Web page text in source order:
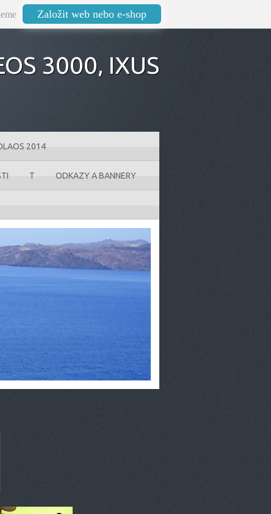
Založit web nebo e-shop
3000‚ IXUS
2014
T ODKAZY A BANNERY